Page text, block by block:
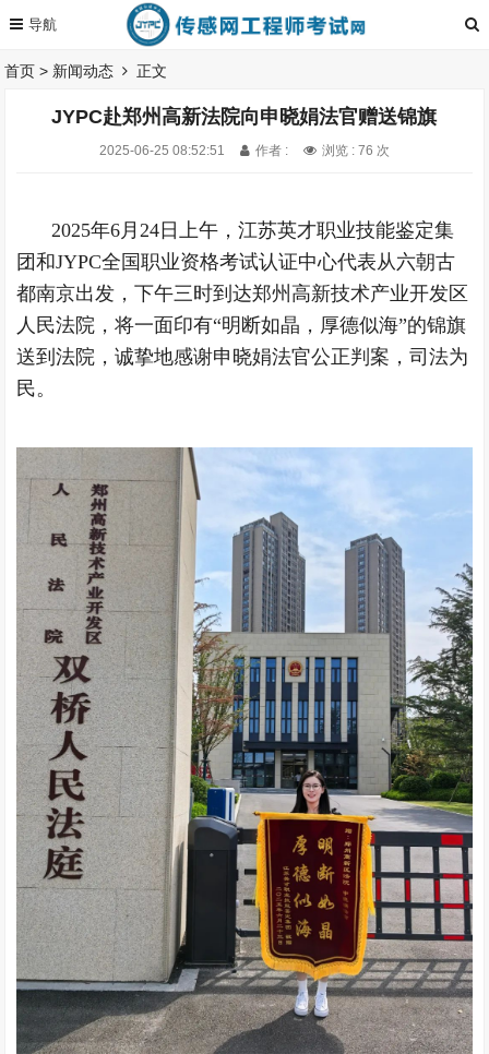
首页 > 新闻动态 正文
JYPC赴郑州高新法院向申晓娟法官赠送锦旗
2025-06-25 08:52:51 作者 : 浏览 : 76 次
2025年6月24日上午，江苏英才职业技能鉴定集
团和JYPC全国职业资格考试认证中心代表从六朝古
都南京出发，下午三时到达郑州高新技术产业开发区
人民法院，将一面印有“明断如晶，厚德似海”的锦旗
送到法院，诚挚地感谢申晓娟法官公正判案，司法为
民。